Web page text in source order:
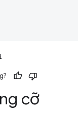
cỡ